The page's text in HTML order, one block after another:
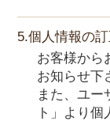
5.個人情報の
お客様から
お知らせ下
また、ユー
ト」より